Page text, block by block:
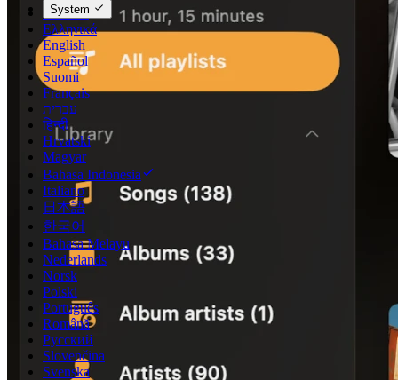
Deutsch
Ελληνικά
English
Español
Suomi
Français
עברית
हिन्दी
Hrvatski
Magyar
Bahasa Indonesia
Italiano
日本語
한국어
Bahasa Melayu
Nederlands
Norsk
Polski
Português
Română
Русский
Slovenčina
Svenska
System